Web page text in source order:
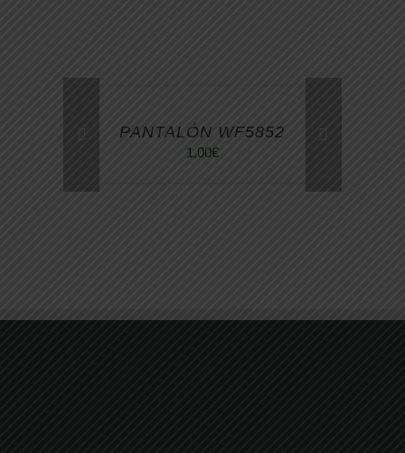
TIENE
MÚLTIPLES
PRODUCTO
PANTALÓN WF5852
1,00€